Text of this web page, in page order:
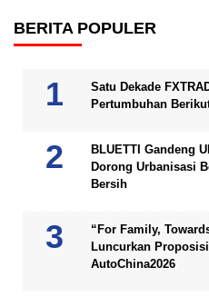
BERITA POPULER
Satu Dekade
Pertumbuhan
BLUETTI Gandeng
Dorong Urbanisasi
Bersih
“For Family,
Luncurkan
AutoChina2026